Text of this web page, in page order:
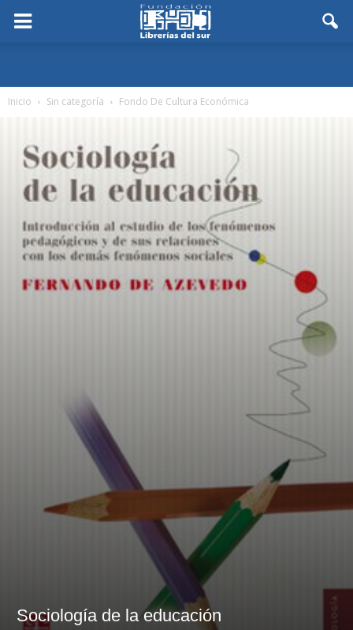
Inicio Sin categoría Fondo De Cultura Económica
Sociología de la educación